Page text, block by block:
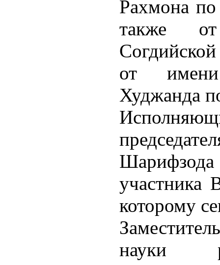
Рахмона
также от
от имени
Худжанда
Шарифзода
участника
которому
науки